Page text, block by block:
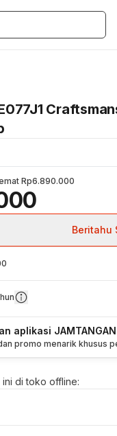
Rp6.890.000
Beritahu
aplikasi
promo menarik khusus
di toko offline: